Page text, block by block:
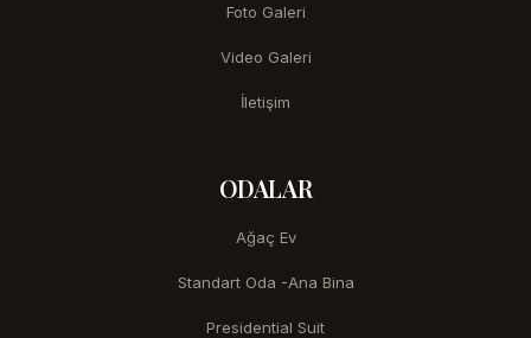
Foto Galeri
Video Galeri
İletişim
ODALAR
Ağaç Ev
Standart Oda -Ana Bina
Presidential Suit